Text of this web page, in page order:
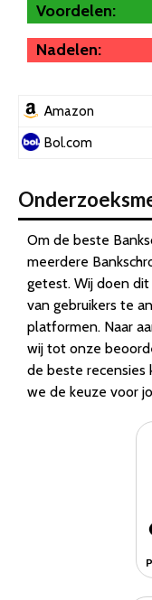
Voordelen:
Nadelen:
Amazon
Bol.com
Om de beste
meerdere
getest. Wij doen
van gebruikers te
platformen. Naar
wij tot onze
de beste recensies
we de keuze voor